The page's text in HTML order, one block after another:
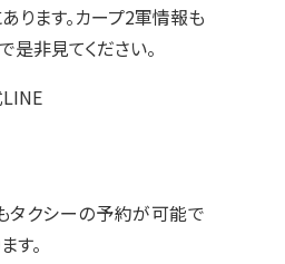
ります。カープ2軍情報も
是非見てください。
タクシーの予約が可能で
す。